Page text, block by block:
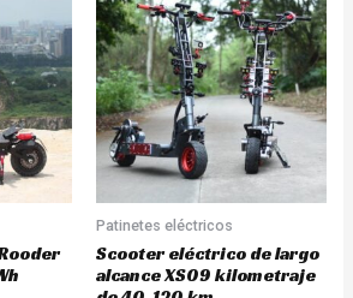
Patinetes eléctricos
Scooter eléctrico de largo
alcance XS09 kilometraje